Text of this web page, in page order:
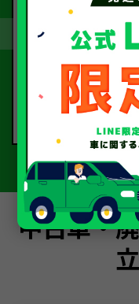
完了！
書類手続きを経て、
当社から指定口座へ
お振込いたします。
中古車・